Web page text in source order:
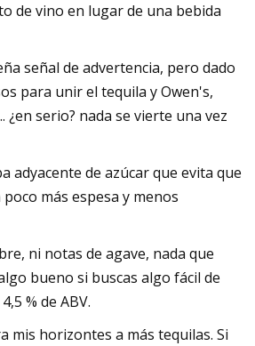
de vino en lugar de una bebida
señal de advertencia, pero dado
para unir el tequila y Owen's,
serio? nada se vierte una vez
adyacente de azúcar que evita que
más espesa y menos
ni notas de agave, nada que
bueno si buscas algo fácil de
% de ABV.
mis horizontes a más tequilas. Si